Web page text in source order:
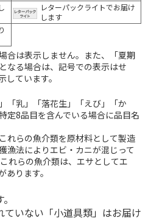
レターパックライトでお届け
します
合は表示しません。また、「夏期
なる場合は、記号での表示はせ
ています。
「乳」「落花生」「えび」「か
定8品目を含んでいる場合に品目名
れらの魚介類を原材料として製造
漁法によりエビ・カニが混じって
れらの魚介類は、エサとしてエ
ります。
いない「小道具類」はお届け